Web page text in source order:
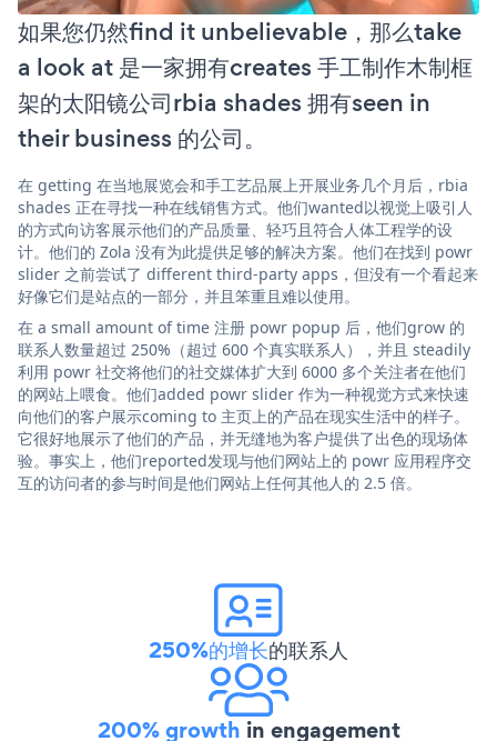
如果您仍然find it unbelievable，那么take
a look at 是一家拥有creates 手工制作木制框
架的太阳镜公司rbia shades 拥有seen in
their business 的公司。
在 getting 在当地展览会和手工艺品展上开展业务几个月后，rbia
shades 正在寻找一种在线销售方式。他们wanted以视觉上吸引人
的方式向访客展示他们的产品质量、轻巧且符合人体工程学的设
计。他们的 Zola 没有为此提供足够的解决方案。他们在找到 powr
slider 之前尝试了 different third-party apps，但没有一个看起来
好像它们是站点的一部分，并且笨重且难以使用。
在 a small amount of time 注册 powr popup 后，他们grow 的
联系人数量超过 250%（超过 600 个真实联系人），并且 steadily
利用 powr 社交将他们的社交媒体扩大到 6000 多个关注者在他们
的网站上喂食。他们added powr slider 作为一种视觉方式来快速
向他们的客户展示coming to 主页上的产品在现实生活中的样子。
它很好地展示了他们的产品，并无缝地为客户提供了出色的现场体
验。事实上，他们reported发现与他们网站上的 powr 应用程序交
互的访问者的参与时间是他们网站上任何其他人的 2.5 倍。
250%的增长的联系人
200% growth in engagement